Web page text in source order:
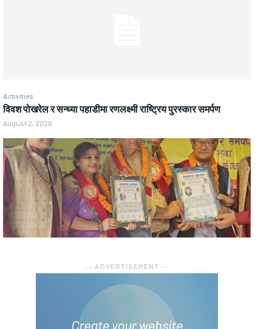
Activities
विवश पोखरेल र सन्ध्या पहाडीमा रणलक्ष्मी राष्ट्रिय पुरस्कार समर्पण
August 2, 2026
― ADVERTISEMENT ―